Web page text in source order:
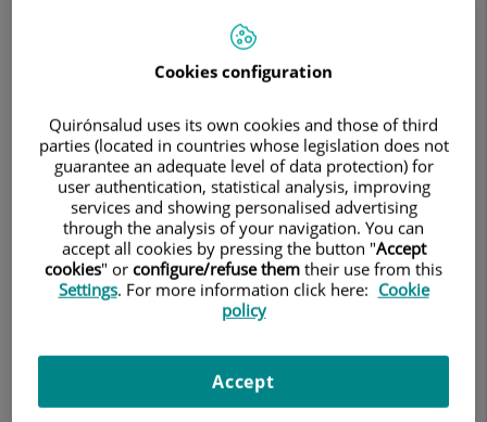
OriolFranch Ubia
JEFE/A DE SERVICIO
NEUROLOGÍA
91 387 52 50
Hospital Ruber Internacional
Cookies configuration
Quirónsalud uses its own cookies and those of third
parties (located in countries whose legislation does not
guarantee an adequate level of data protection) for
user authentication, statistical analysis, improving
services and showing personalised advertising
through the analysis of your navigation. You can
accept all cookies by pressing the button "Accept
cookies" or configure/refuse them their use from this
Settings. For more information click here: Cookie
policy
Accept